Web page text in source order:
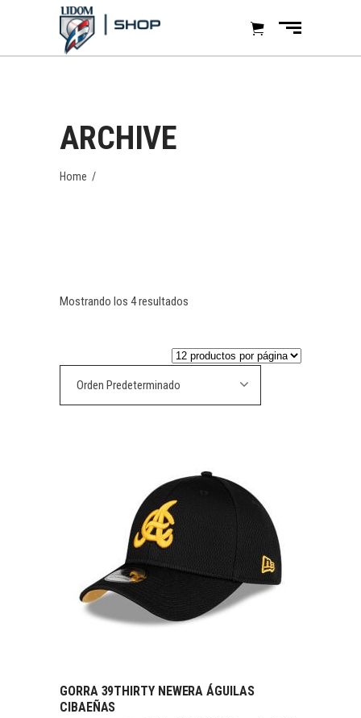
ARCHIVE
Home /
Mostrando los 4 resultados
Orden Predeterminado
SELECCIONAR OPCIONES
GORRA 39THIRTY NEWERA ÁGUILAS
CIBAEÑAS